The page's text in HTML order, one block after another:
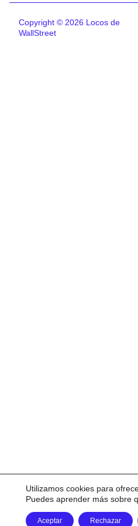
Copyright © 2026 Locos de
WallStreet
Utilizamos cookies para
Puedes aprender más sobre
Aceptar Rechazar